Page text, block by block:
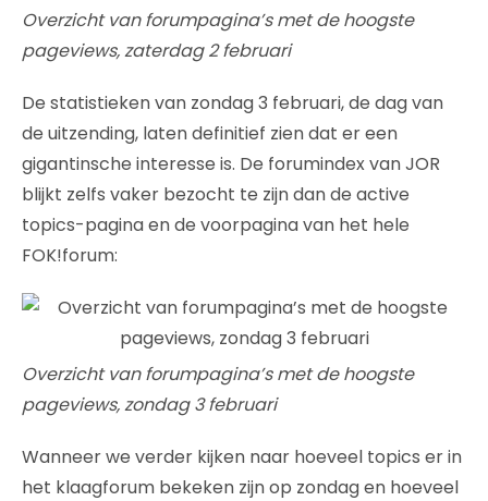
Overzicht van forumpagina’s met de hoogste
pageviews, zaterdag 2 februari
De statistieken van zondag 3 februari, de dag van
de uitzending, laten definitief zien dat er een
gigantinsche interesse is. De forumindex van JOR
blijkt zelfs vaker bezocht te zijn dan de active
topics-pagina en de voorpagina van het hele
FOK!forum:
Overzicht van forumpagina’s met de hoogste
pageviews, zondag 3 februari
Wanneer we verder kijken naar hoeveel topics er in
het klaagforum bekeken zijn op zondag en hoeveel